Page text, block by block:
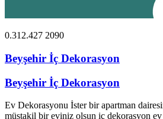
0.312.427 2090
Beyşehir İç Dekorasyon
Beyşehir İç Dekorasyon
Ev Dekorasyonu İster bir apartman
müstakil bir eviniz olsun iç dekorasyon